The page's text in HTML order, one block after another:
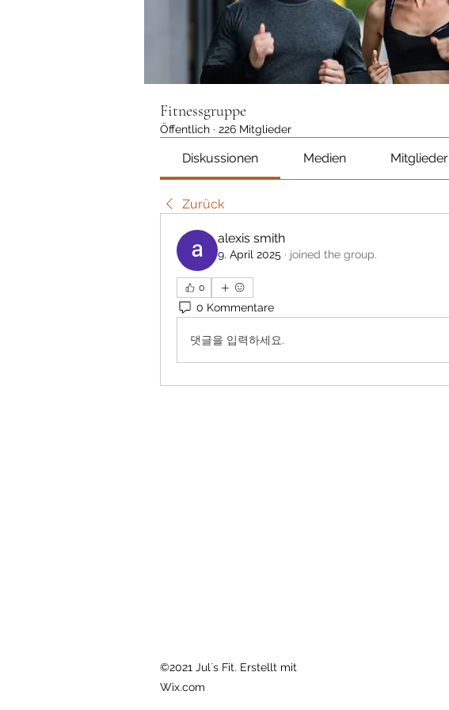
Fitnessgruppe
Öffentlich · 226 Mitglieder
Diskussionen Medien Mitglieder
Zurück
alexis smith
9. April 2025 · joined the group.
0
0 Kommentare
댓글을 입력하세요.
©2021 Jul`s Fit. Erstellt mit
Wix.com